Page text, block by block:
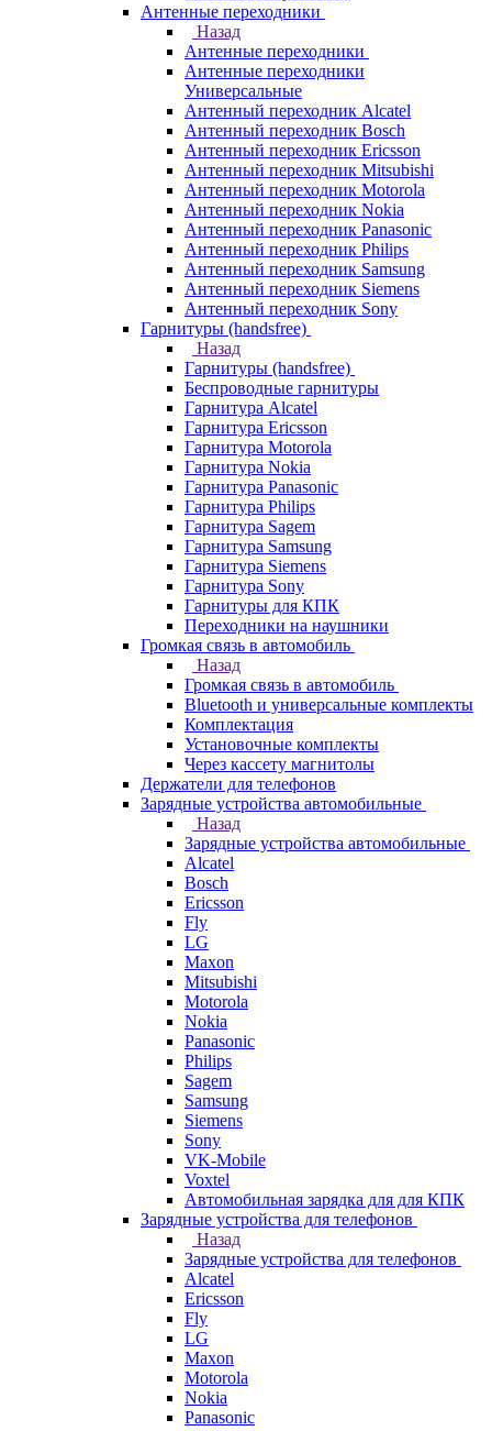
Антенные переходники
Назад
Антенные переходники
Антенные переходники
Универсальные
Антенный переходник Alcatel
Антенный переходник Bosch
Антенный переходник Ericsson
Антенный переходник Mitsubishi
Антенный переходник Motorola
Антенный переходник Nokia
Антенный переходник Panasonic
Антенный переходник Philips
Антенный переходник Samsung
Антенный переходник Siemens
Антенный переходник Sony
Гарнитуры (handsfree)
Назад
Гарнитуры (handsfree)
Беспроводные гарнитуры
Гарнитура Alcatel
Гарнитура Ericsson
Гарнитура Motorola
Гарнитура Nokia
Гарнитура Panasonic
Гарнитура Philips
Гарнитура Sagem
Гарнитура Samsung
Гарнитура Siemens
Гарнитура Sony
Гарнитуры для КПК
Переходники на наушники
Громкая связь в автомобиль
Назад
Громкая связь в автомобиль
Bluetooth и универсальные комплекты
Комплектация
Установочные комплекты
Через кассету магнитолы
Держатели для телефонов
Зарядные устройства автомобильные
Назад
Зарядные устройства автомобильные
Alcatel
Bosch
Ericsson
Fly
LG
Maxon
Mitsubishi
Motorola
Nokia
Panasonic
Philips
Sagem
Samsung
Siemens
Sony
VK-Mobile
Voxtel
Автомобильная зарядка для для КПК
Зарядные устройства для телефонов
Назад
Зарядные устройства для телефонов
Alcatel
Ericsson
Fly
LG
Maxon
Motorola
Nokia
Panasonic